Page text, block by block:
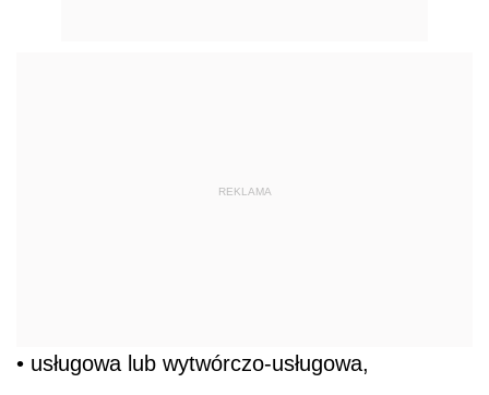
REKLAMA
• usługowa lub wytwórczo-usługowa,